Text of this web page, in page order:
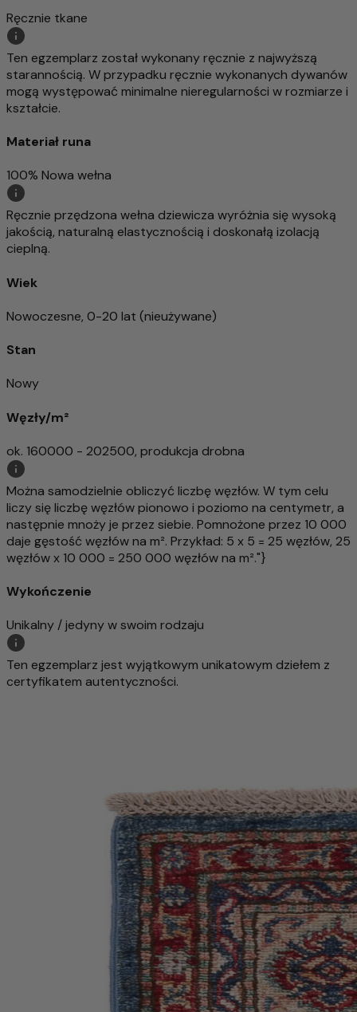
Ręcznie tkane
Ten egzemplarz został wykonany ręcznie z najwyższą
starannością. W przypadku ręcznie wykonanych dywanów
mogą występować minimalne nieregularności w rozmiarze i
kształcie.
Materiał runa
100% Nowa wełna
Ręcznie przędzona wełna dziewicza wyróżnia się wysoką
jakością, naturalną elastycznością i doskonałą izolacją
cieplną.
Wiek
Nowoczesne, 0-20 lat (nieużywane)
Stan
Nowy
Węzły/m²
ok. 160000 - 202500, produkcja drobna
Można samodzielnie obliczyć liczbę węzłów. W tym celu
liczy się liczbę węzłów pionowo i poziomo na centymetr, a
następnie mnoży je przez siebie. Pomnożone przez 10 000
daje gęstość węzłów na m². Przykład: 5 x 5 = 25 węzłów, 25
węzłów x 10 000 = 250 000 węzłów na m²."}
Wykończenie
Unikalny / jedyny w swoim rodzaju
Ten egzemplarz jest wyjątkowym unikatowym dziełem z
certyfikatem autentyczności.